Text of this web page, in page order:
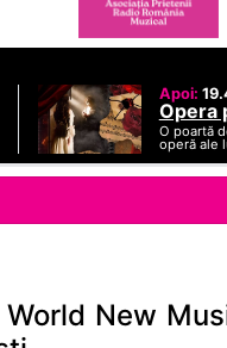
Apoi:
Opera
O poartă
operă ale
New